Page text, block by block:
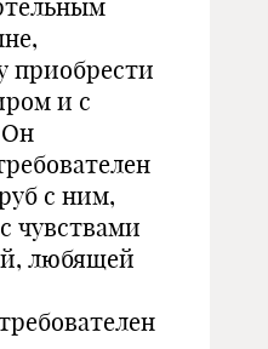
и с
Он
с ним,
чувствами
любящей